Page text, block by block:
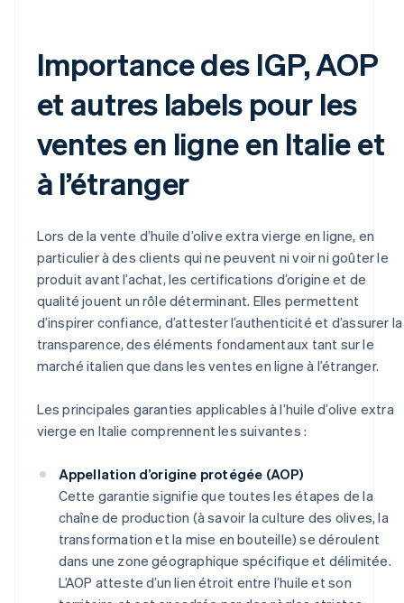
Importance des IGP, AOP
et autres labels pour les
ventes en ligne en Italie et
à l’étranger
Lors de la vente d’huile d’olive extra vierge en ligne, en
particulier à des clients qui ne peuvent ni voir ni goûter le
produit avant l’achat, les certifications d’origine et de
qualité jouent un rôle déterminant. Elles permettent
d’inspirer confiance, d’attester l’authenticité et d’assurer la
transparence, des éléments fondamentaux tant sur le
marché italien que dans les ventes en ligne à l’étranger.
Les principales garanties applicables à l’huile d’olive extra
vierge en Italie comprennent les suivantes :
Appellation d’origine protégée (AOP)
Cette garantie signifie que toutes les étapes de la
chaîne de production (à savoir la culture des olives, la
transformation et la mise en bouteille) se déroulent
dans une zone géographique spécifique et délimitée.
L’AOP atteste d’un lien étroit entre l’huile et son